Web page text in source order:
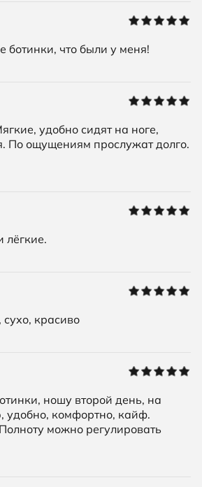
ботинки, что были у меня!
удобно сидят на ноге,
По ощущениям прослужат долго.
лёгкие.
красиво
ношу второй день, на
удобно, комфортно, кайф.
можно регулировать